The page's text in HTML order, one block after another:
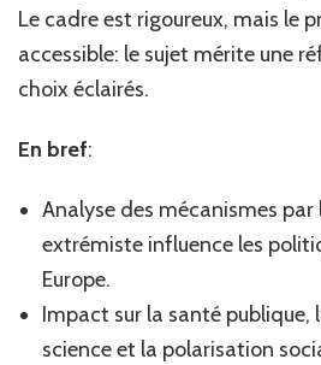
Le cadre est rigoureux, mais le
accessible: le sujet mérite une
choix éclairés.
En bref:
Analyse des mécanismes par
extrémiste influence les
Europe.
Impact sur la santé publique,
science et la polarisation